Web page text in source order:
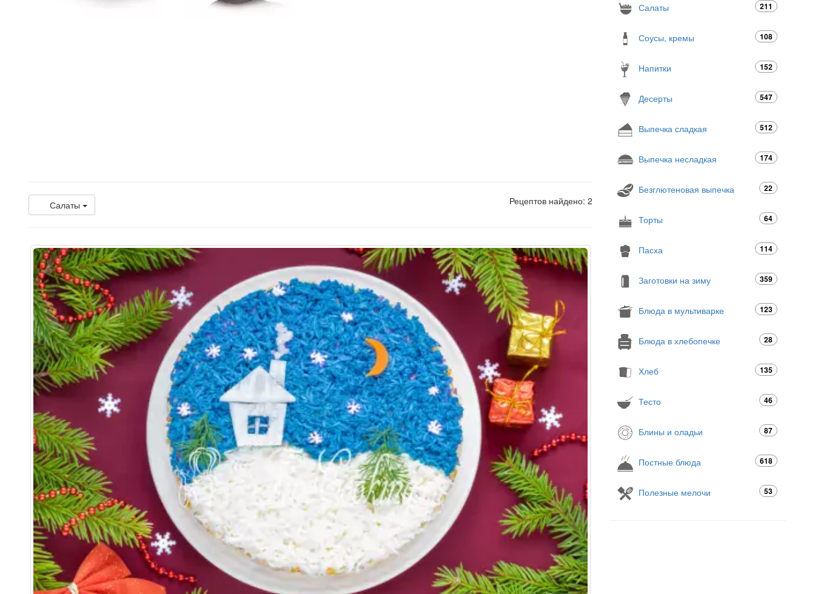
Салаты Рецептов найдено: 2
Салаты 211
Соусы, кремы 108
Напитки 152
Десерты 547
Выпечка сладкая 512
Выпечка несладкая 174
Безглютеновая выпечка 22
Торты 64
Пасха 114
Заготовки на зиму 359
Блюда в мультиварке 123
Блюда в хлебопечке 28
Хлеб 135
Тесто 46
Блины и оладьи 87
Постные блюда 618
Полезные мелочи 53